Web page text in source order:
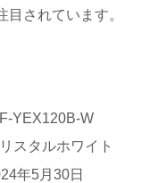
目されています。
YEX120B-W
スタルホワイト
年5月30日